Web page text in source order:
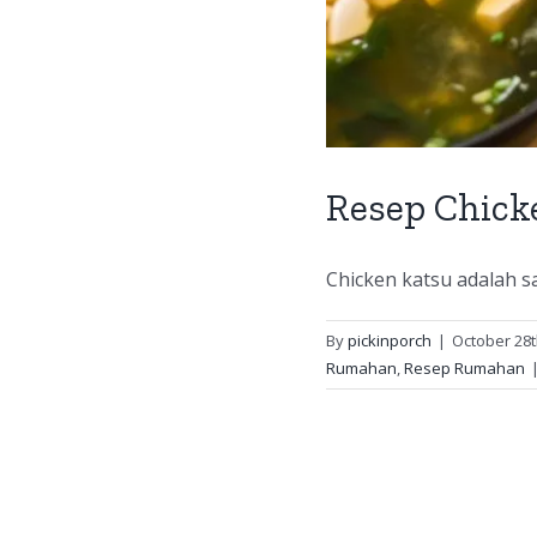
Resep
Chicken katsu adalah
Bypickinporch | October
Rumahan,Resep Rumahan |